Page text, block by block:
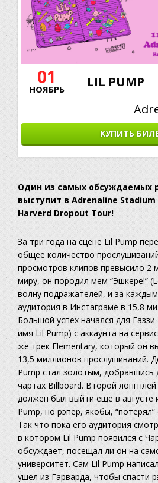
01
НОЯБРЬ
LIL PUMP
КУПИТЬ
Один из самых обсуждаемых
выступит в Adrenaline
Harverd Dropout Tour!
За три года на сцене Lil Pump
общее количество
просмотров клипов превысило 2
миру, он породил мем “Эшкере!”
волну подражателей, и за
аудитория в Инстаграме в 15,8
Большой успех начался для
имя Lil Pump) с аккаунта на
же трек Elementary, который он
13,5 миллионов прослушиваний.
Pump стал золотым, добравшись
чартах Billboard. Второй
должен был выйти еще в августе
Pump, но рэпер, якобы,
Так что пока его аудитория
в котором Lil Pump появился с
обсуждает, посещал ли он на
университет. Сам Lil Pump
ушел из Гарварда, чтобы спасти